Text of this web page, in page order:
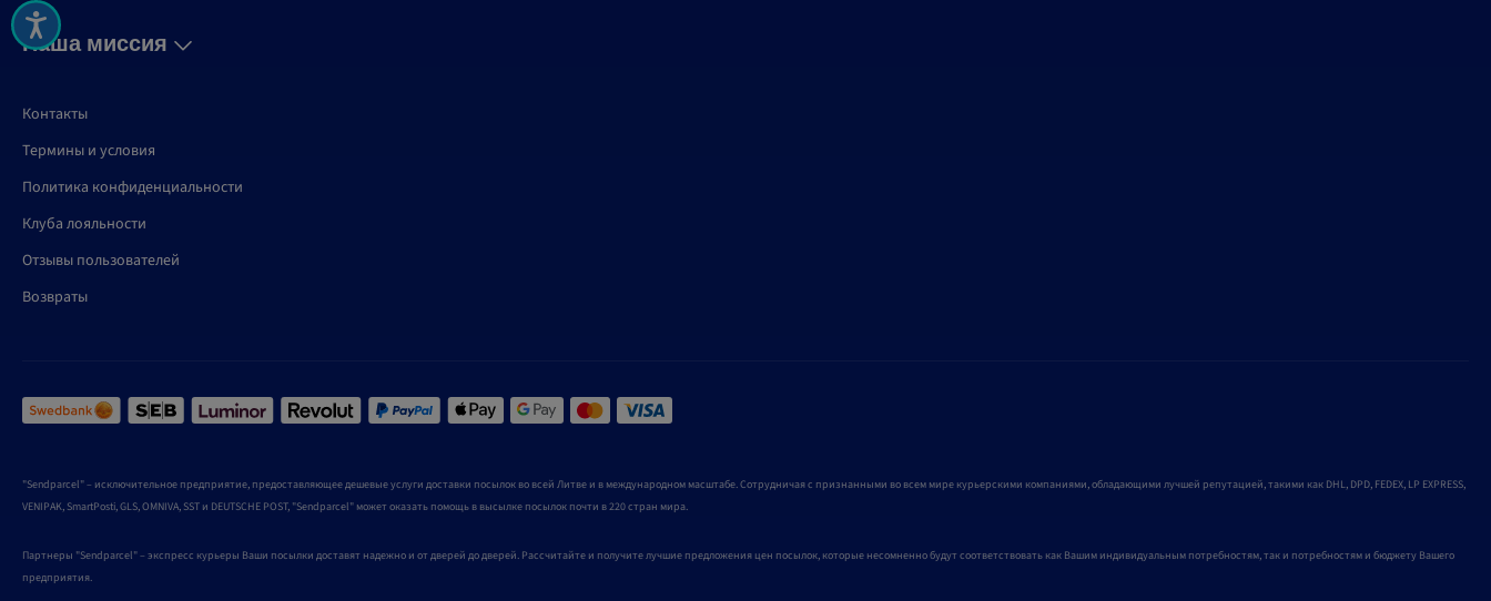
Наша миссия
Контакты
Термины и условия
Политика конфиденциальности
Клуба лояльности
Отзывы пользователей
Возвраты
"Sendparcel" – исключительное предприятие, предоставляющее дешевые услуги доставки посылок во всей Литве и в международном масштабе. Сотрудничая с признанными во всем мире курьерскими компаниями, обладающими лучшей репутацией, такими как DHL, DPD, FEDEX, LP EXPRESS,
VENIPAK, SmartPosti, GLS, OMNIVA, SST и DEUTSCHE POST, "Sendparcel" может оказать помощь в высылке посылок почти в 220 стран мира.
Партнеры "Sendparcel" – экспресс курьеры Ваши посылки доставят надежно и от дверей до дверей. Рассчитайте и получите лучшие предложения цен посылок, которые несомненно будут соответствовать как Вашим индивидуальным потребностям, так и потребностям и бюджету Вашего
предприятия.